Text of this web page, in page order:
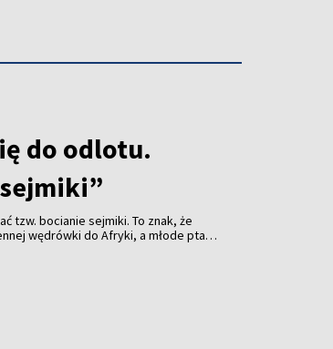
do odlotu.
tzw. bocianie sejmiki. To znak, że
wędrówki do Afryki, a młode ptaki